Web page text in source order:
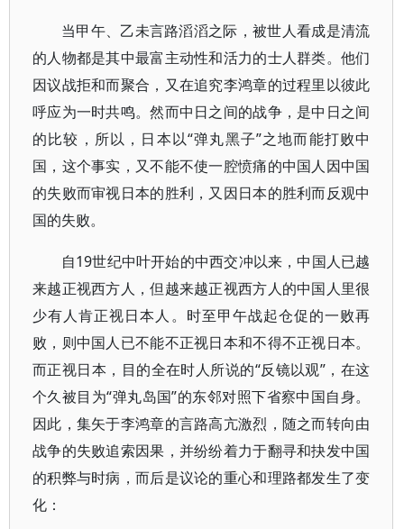
当甲午、乙未言路滔滔之际，被世人看成是清流
的人物都是其中最富主动性和活力的士人群类。他们
因议战拒和而聚合，又在追究李鸿章的过程里以彼此
呼应为一时共鸣。然而中日之间的战争，是中日之间
的比较，所以，日本以“弹丸黑子”之地而能打败中
国，这个事实，又不能不使一腔愤痛的中国人因中国
的失败而审视日本的胜利，又因日本的胜利而反观中
国的失败。
自19世纪中叶开始的中西交冲以来，中国人已越
来越正视西方人，但越来越正视西方人的中国人里很
少有人肯正视日本人。时至甲午战起仓促的一败再
败，则中国人已不能不正视日本和不得不正视日本。
而正视日本，目的全在时人所说的“反镜以观”，在这
个久被目为“弹丸岛国”的东邻对照下省察中国自身。
因此，集矢于李鸿章的言路高亢激烈，随之而转向由
战争的失败追索因果，并纷纷着力于翻寻和抉发中国
的积弊与时病，而后是议论的重心和理路都发生了变
化：